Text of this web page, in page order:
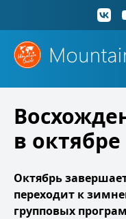
в октябре
Октябрь
переходит к
групповых